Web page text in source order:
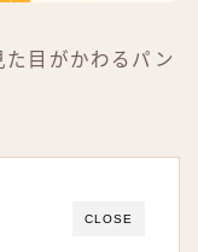
目がかわるパン
CLOSE